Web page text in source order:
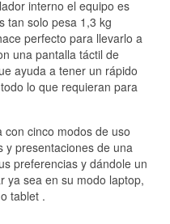
interno el equipo es
tan solo pesa 1,3 kg
perfecto para llevarlo a
una pantalla táctil de
ayuda a tener un rápido
lo que requieran para
con cinco modos de uso
y presentaciones de una
preferencias y dándole un
ya sea en su modo laptop,
tablet .